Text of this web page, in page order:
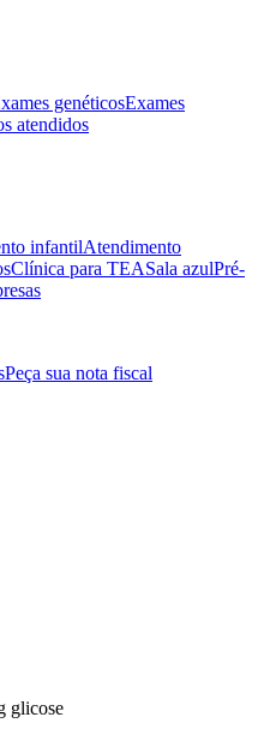
genéticosExames
atendidos
infantilAtendimento
Clínica para TEASala azulPré-
Peça sua nota fiscal
glicose